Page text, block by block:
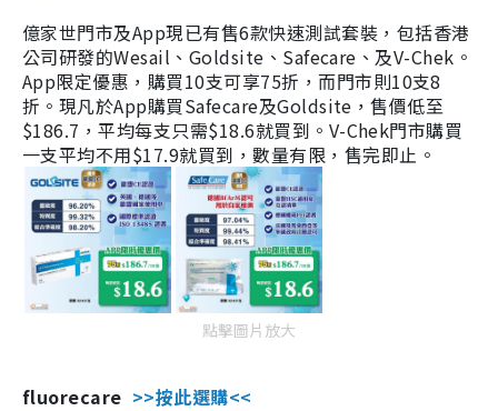
億家世門市及App現已有售6款快速測試套裝，包括香港
公司研發的Wesail、Goldsite、Safecare、及V-Chek。
App限定優惠，購買10支可享75折，而門市則10支8
折。現凡於App購買Safecare及Goldsite，售價低至
$186.7，平均每支只需$18.6就買到。V-Chek門市購買
一支平均不用$17.9就買到，數量有限，售完即止。
點擊圖片放大
fluorecare >>按此選購<<